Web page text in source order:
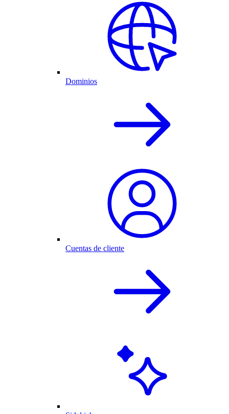
Dominios
Cuentas de cliente